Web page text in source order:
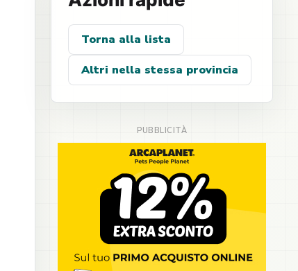
Torna alla lista
Altri nella stessa provincia